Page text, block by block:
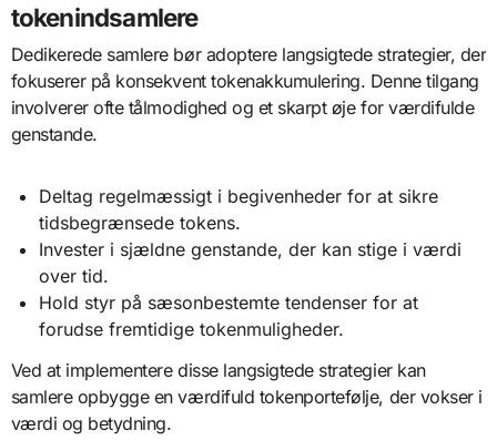
tokenindsamlere
Dedikerede samlere bør adoptere langsigtede strategier, der
fokuserer på konsekvent tokenakkumulering. Denne tilgang
involverer ofte tålmodighed og et skarpt øje for værdifulde
genstande.
Deltag regelmæssigt i begivenheder for at sikre
tidsbegrænsede tokens.
Invester i sjældne genstande, der kan stige i værdi
over tid.
Hold styr på sæsonbestemte tendenser for at
forudse fremtidige tokenmuligheder.
Ved at implementere disse langsigtede strategier kan
samlere opbygge en værdifuld tokenportefølje, der vokser i
værdi og betydning.